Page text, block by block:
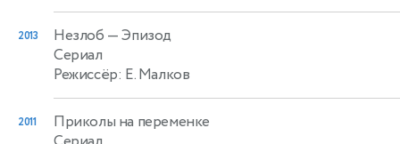
2013 Незлоб — Эпизод
Сериал
Режиссёр: Е. Малков
2011
Приколы на переменке